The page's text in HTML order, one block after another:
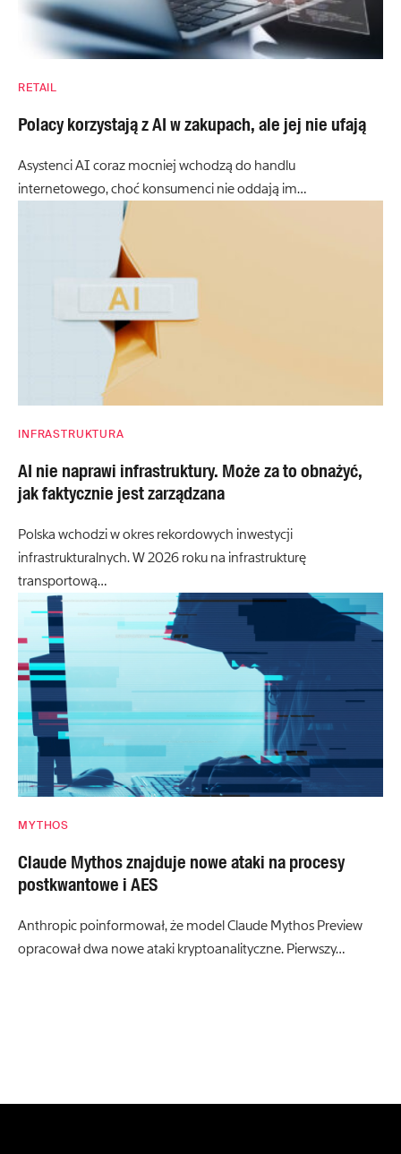
RETAIL
Polacy korzystają z AI w zakupach, ale jej nie ufają
Asystenci AI coraz mocniej wchodzą do handlu
internetowego, choć konsumenci nie oddają im…
INFRASTRUKTURA
AI nie naprawi infrastruktury. Może za to obnażyć,
jak faktycznie jest zarządzana
Polska wchodzi w okres rekordowych inwestycji
infrastrukturalnych. W 2026 roku na infrastrukturę
transportową…
MYTHOS
Claude Mythos znajduje nowe ataki na procesy
postkwantowe i AES
Anthropic poinformował, że model Claude Mythos Preview
opracował dwa nowe ataki kryptoanalityczne. Pierwszy…